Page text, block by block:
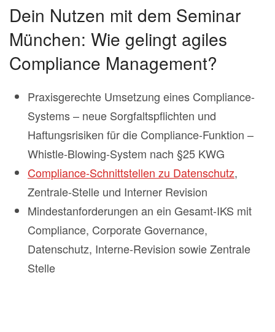
Dein Nutzen mit dem Seminar
München: Wie gelingt agiles
Compliance Management?
Praxisgerechte Umsetzung eines Compliance-
Systems – neue Sorgfaltspflichten und
Haftungsrisiken für die Compliance-Funktion –
Whistle-Blowing-System nach §25 KWG
Compliance-Schnittstellen zu Datenschutz,
Zentrale-Stelle und Interner Revision
Mindestanforderungen an ein Gesamt-IKS mit
Compliance, Corporate Governance,
Datenschutz, Interne-Revision sowie Zentrale
Stelle